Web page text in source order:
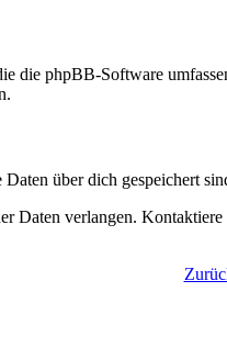
die phpBB-Software
über dich gespeichert
Daten verlangen.